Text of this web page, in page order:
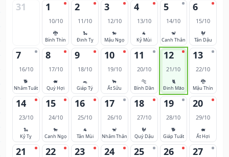
31 1
10/10
🐉
Bính Thìn
2
11/10
🐍
Đinh Tỵ
3
12/10
🐎
Mậu Ngọ
4
13/10
🐐
Kỷ Mùi
5
14/10
🐒
Canh Thân
6
15/10
🐓
Tân Dậu
7
16/10
🐕
Nhâm Tuất
8
17/10
🐖
Quý Hợi
9
18/10
🐀
Giáp Tý
10
19/10
🐂
Ất Sửu
11
20/10
🐅
Bính Dần
12
21/10
🐈
Đinh Mão
13
22/10
🐉
Mậu Thìn
14
23/10
🐍
Kỷ Tỵ
15
24/10
🐎
Canh Ngọ
16
25/10
🐐
Tân Mùi
17
26/10
🐒
Nhâm Thân
18
27/10
🐓
Quý Dậu
19
28/10
🐕
Giáp Tuất
20
29/10
🐖
Ất Hợi
21 22 23 24 25 26 27